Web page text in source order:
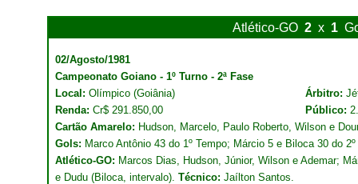
Atlético-GO 2 x 1
02/Agosto/1981
Campeonato Goiano - 1º Turno - 2ª Fase
Local: Olímpico (Goiânia) Árbitro:
Renda: Cr$ 291.850,00 Público:
Cartão Amarelo: Hudson, Marcelo, Paulo Roberto, Wilson e
Gols: Marco Antônio 43 do 1º Tempo; Márcio 5 e Biloca 30 do
Atlético-GO: Marcos Dias, Hudson, Júnior, Wilson e Ademar;
e Dudu (Biloca, intervalo). Técnico: Jaílton Santos.